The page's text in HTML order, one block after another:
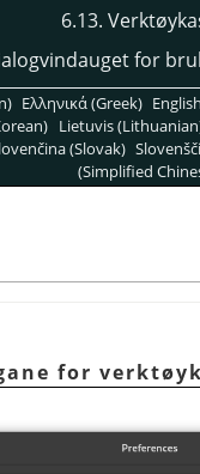
6.13.
for
Ελληνικά (Greek)
Lietuvis
(Slovak)
(Simplified
for